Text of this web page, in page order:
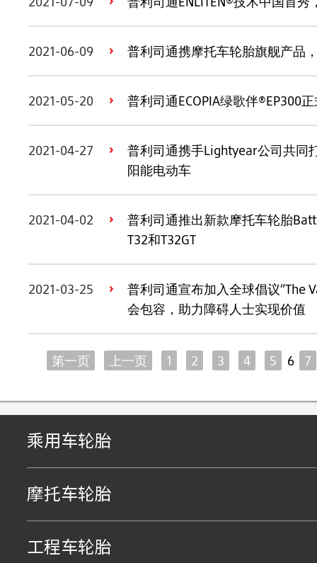
2021-06-09 普利司通携摩托车轮胎旗舰产品
2021-05-20 普利司通ECOPIA绿歌伴®EP300
2021-04-27
普利司通携手Lightyear公司共同
阳能电动车
2021-04-02
普利司通推出新款摩托车轮胎
T32和T32GT
2021-03-25
普利司通宣布加入全球倡议“The
会包容，助力障碍人士实现价值
Pagination
First
第一页
Previous
上一页 Page
1 Page
2 Page
3 Page
4 Page
5 6 7
乘用车轮胎
摩托车轮胎
工程车轮胎